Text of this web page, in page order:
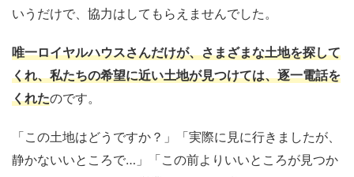
いうだけで、協力はしてもらえませんでした。
唯一ロイヤルハウスさんだけが、さまざまな土地を探して
くれ、私たちの希望に近い土地が見つけては、逐一電話を
くれたのです。
「この土地はどうですか？」「実際に見に行きましたが、
静かないいところで…」「この前よりいいところが見つか